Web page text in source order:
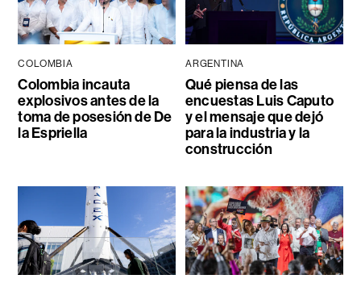
COLOMBIA
Colombia incauta
explosivos antes de la
toma de posesión de De
la Espriella
ARGENTINA
Qué piensa de las
encuestas Luis Caputo
y el mensaje que dejó
para la industria y la
construcción